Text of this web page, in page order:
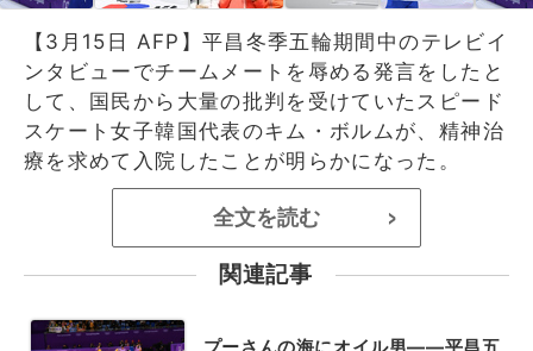
【3月15日 AFP】平昌冬季五輪期間中のテレビイ
ンタビューでチームメートを辱める発言をしたと
して、国民から大量の批判を受けていたスピード
スケート女子韓国代表のキム・ボルムが、精神治
療を求めて入院したことが明らかになった。
全文を読む >
関連記事
プーさんの海にオイル男――平昌五